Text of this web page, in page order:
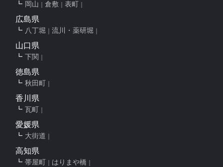
岡山 倉敷 表町
広島県
八丁堀 流川・薬研堀
山口県
下関
徳島県
秋田町
香川県
瓦町
愛媛県
大街道
高知県
帯屋町 はりまや橋